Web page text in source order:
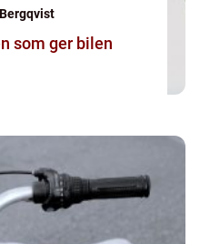
som ger bilen